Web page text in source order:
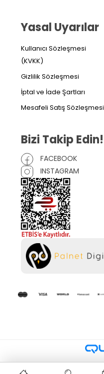
Yasal Uyarılar
Kullanıcı Sözleşmesi
(KVKK)
Gizlilik Sözleşmesi
İptal ve İade Şartları
Mesafeli Satış Sözleşmesi
Bizi Takip Edin!
FACEBOOK
INSTAGRAM